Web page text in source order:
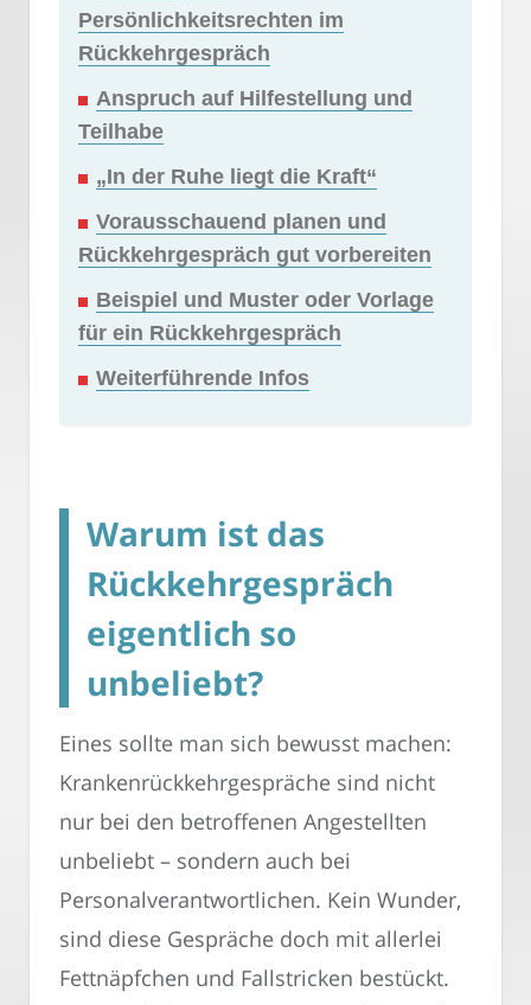
Persönlichkeitsrechten im
Rückkehrgespräch
Anspruch auf Hilfestellung und
Teilhabe
„In der Ruhe liegt die Kraft“
Vorausschauend planen und
Rückkehrgespräch gut vorbereiten
Beispiel und Muster oder Vorlage
für ein Rückkehrgespräch
Weiterführende Infos
Warum ist das
Rückkehrgespräch
eigentlich so
unbeliebt?
Eines sollte man sich bewusst machen:
Krankenrückkehrgespräche sind nicht
nur bei den betroffenen Angestellten
unbeliebt – sondern auch bei
Personalverantwortlichen. Kein Wunder,
sind diese Gespräche doch mit allerlei
Fettnäpfchen und Fallstricken bestückt.